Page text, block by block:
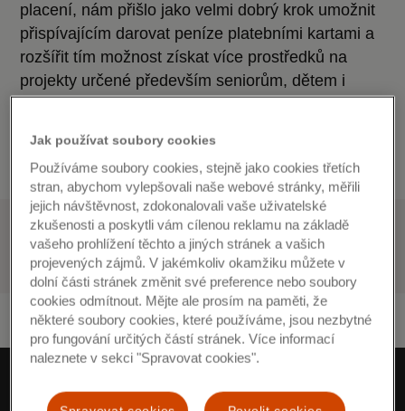
placení, nám přišlo jako velmi dobrý krok umožnit
přispívajícím darovat peníze platebními kartami a
rozšířit tím možnost získat více prostředků na
projekty určené především seniorům, dětem i
republiku Martin Dolejš.
EDITORCZ
2019
Jak používat soubory cookies
Používáme soubory cookies, stejně jako cookies třetích
stran, abychom vylepšovali naše webové stránky, měřili
jejich návštěvnost, zdokonalovali vaše uživatelské
zkušenosti a poskytli vám cílenou reklamu na základě
vašeho prohlížení těchto a jiných stránek a vašich
projevených zájmů. V jakémkoliv okamžiku můžete v
dolní části stránek změnit své preference nebo soubory
cookies odmítnout. Mějte ale prosím na paměti, že
některé soubory cookies, které používáme, jsou nezbytné
pro fungování určitých částí stránek. Více informací
naleznete v sekci "Spravovat cookies".